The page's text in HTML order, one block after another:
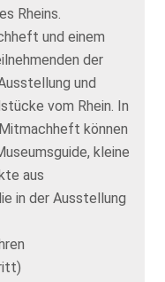
Rheins.
und einem
der
und
vom Rhein. In
können
kleine
aus
in der Ausstellung